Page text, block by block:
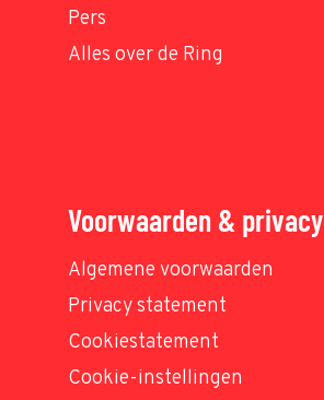
Pers
Alles over de Ring
Voorwaarden & privacy
Algemene voorwaarden
Privacy statement
Cookiestatement
Cookie-instellingen